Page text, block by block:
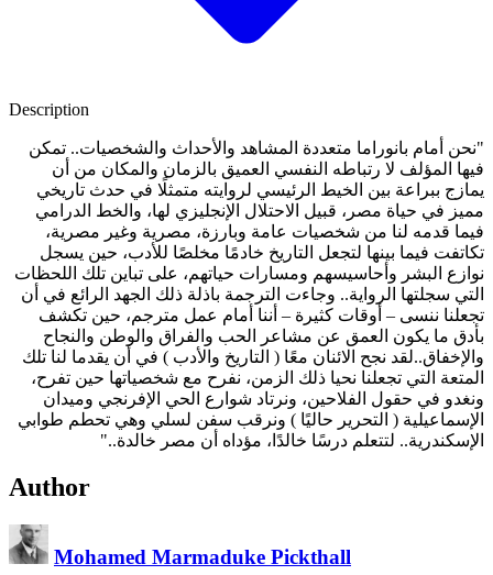
Description
"نحن أمام بانوراما متعددة المشاهد والأحداث والشخصيات.. تمكن
فيها المؤلف لا رتباطه النفسي العميق بالزمان والمكان من أن
يمازج ببراعة بين الخيط الرئيسي لروايته متمثلًا في حدث تاريخي
مميز في حياة مصر، قبيل الاحتلال الإنجليزي لها، والخط الدرامي
فيما قدمه لنا من شخصيات عامة وبارزة، مصرية وغير مصرية،
تكاتفت فيما بينها لتجعل التاريخ خادمًا مخلصًا للأدب، حين يسجل
نوازع البشر وأحاسيسهم ومسارات حياتهم، على تباين تلك اللحظات
التي سجلتها الرواية.. وجاءت الترجمة باذلة ذلك الجهد الرائع في أن
تجعلنا ننسى – أوقات كثيرة – أننا أمام عمل مترجم، حين تكشف
بأدق ما يكون العمق عن مشاعر الحب والفراق والوطن والنجاح
والإخفاق..لقد نجح الائنان معًا ( التاريخ والأدب ) في أن يقدما لنا تلك
المتعة التي تجعلنا نحيا ذلك الزمن، نفرح مع شخصياتها حين تفرح،
ونغدو في حقول الفلاحين، ونرتاد شوارع الحي الإفرنجي وميدان
الإسماعيلية ( التحرير حاليًا ) ونرقب سفن لسلي وهي تحطم طوابي
الإسكندرية.. لتتعلم درسًا خالدًا، مؤداه أن مصر خالدة.."
Author
Mohamed Marmaduke Pickthall